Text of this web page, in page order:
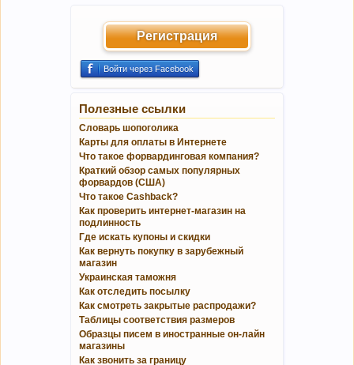
Регистрация
Войти через Facebook
Полезные ссылки
Словарь шопоголика
Карты для оплаты в Интернете
Что такое форвардинговая компания?
Краткий обзор самых популярных
форвардов (США)
Что такое Cashback?
Как проверить интернет-магазин на
подлинность
Где искать купоны и скидки
Как вернуть покупку в зарубежный
магазин
Украинская таможня
Как отследить посылку
Как смотреть закрытые распродажи?
Таблицы соответствия размеров
Образцы писем в иностранные он-лайн
магазины
Как звонить за границу